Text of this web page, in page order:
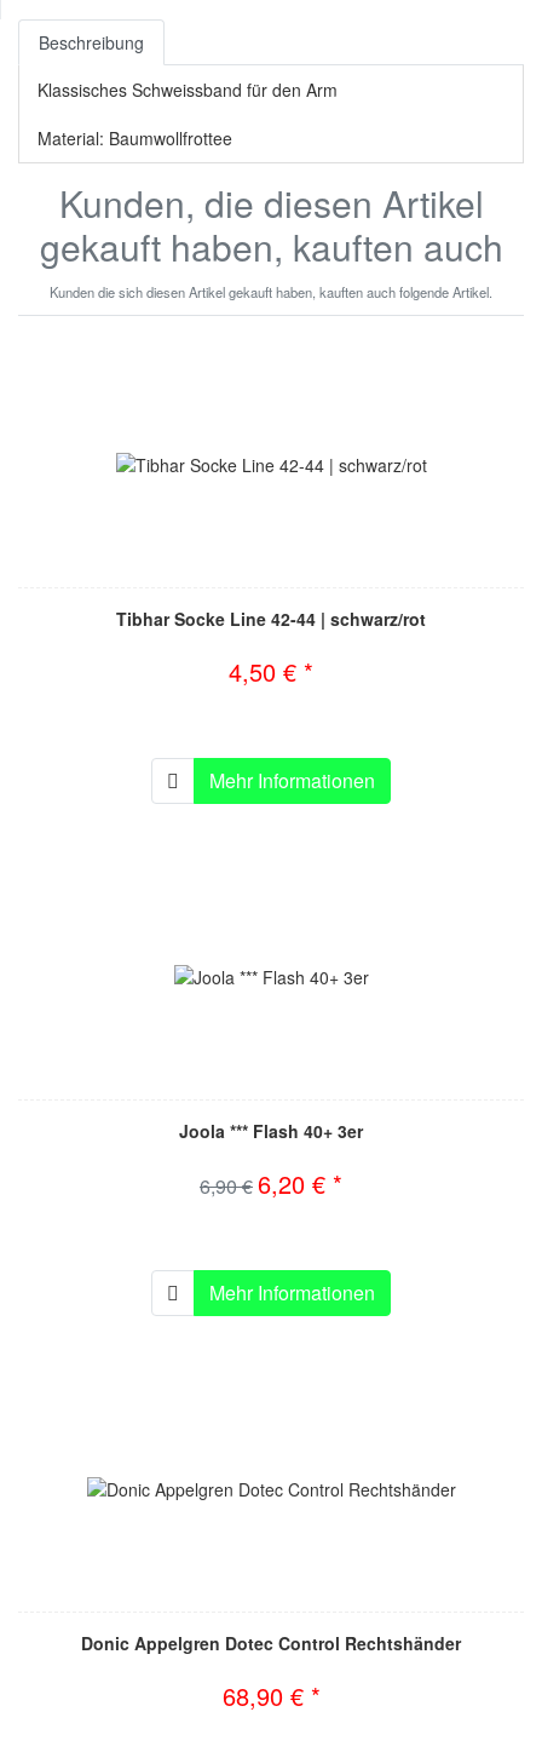
Beschreibung
Klassisches Schweissband für den Arm
Material: Baumwollfrottee
Kunden, die diesen Artikel
gekauft haben, kauften auch
Kunden die sich diesen Artikel gekauft haben, kauften auch folgende Artikel.
Tibhar Socke Line 42-44 | schwarz/rot
4,50 € *
Mehr Informationen
Joola *** Flash 40+ 3er
6,90 €6,20 € *
Mehr Informationen
Donic Appelgren Dotec Control Rechtshänder
68,90 € *